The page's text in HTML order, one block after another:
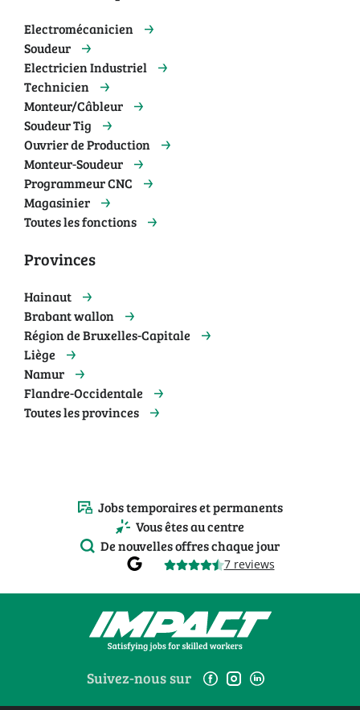
Electromécanicien
Soudeur
Electricien Industriel
Technicien
Monteur/Câbleur
Soudeur Tig
Ouvrier de Production
Monteur-Soudeur
Programmeur CNC
Magasinier
Toutes les fonctions
Provinces
Hainaut
Brabant wallon
Région de Bruxelles-Capitale
Liège
Namur
Flandre-Occidentale
Toutes les provinces
Jobs temporaires et permanents
Vous êtes au centre
De nouvelles offres chaque jour
7 reviews
Suivez-nous sur